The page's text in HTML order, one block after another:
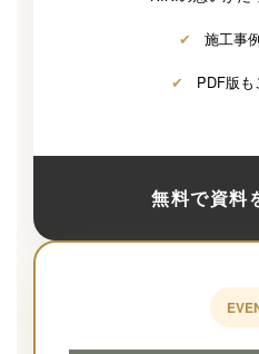
✔ 施工事
✔ PDF版
無料で資料